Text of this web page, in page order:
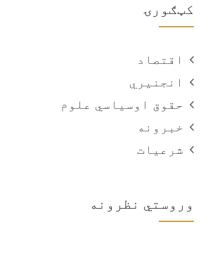
کټګورۍ
اقتصاد
انجنیري
حقوق اوسیاسي علوم
خبرونه
شرعیات
وروستي نظرونه